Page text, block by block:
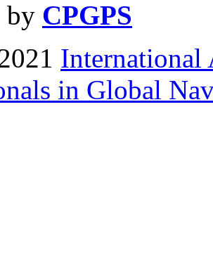
by CPGPS
International
in Global